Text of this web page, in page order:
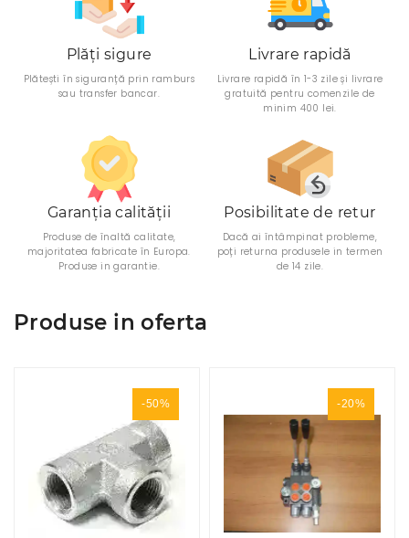
Plăți sigure
Plătești în siguranță prin ramburs
sau transfer bancar.
Livrare rapidă
Livrare rapidă în 1-3 zile și livrare
gratuită pentru comenzile de
minim 400 lei.
Garanția calității
Produse de înaltă calitate,
majoritatea fabricate în Europa.
Produse in garantie.
Posibilitate de retur
Dacă ai întâmpinat probleme,
poți returna produsele in termen
de 14 zile.
Produse in oferta
-50% -20%